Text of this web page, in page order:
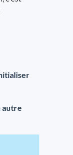
autre